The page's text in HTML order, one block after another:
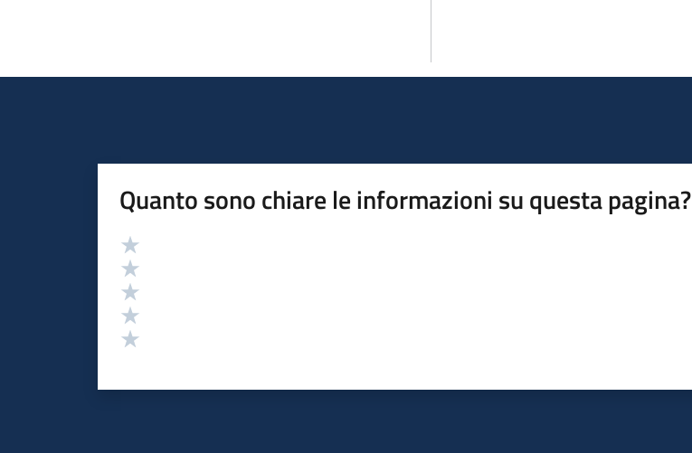
Quanto sono chiare le informazioni su questa pagina?
Valutazione